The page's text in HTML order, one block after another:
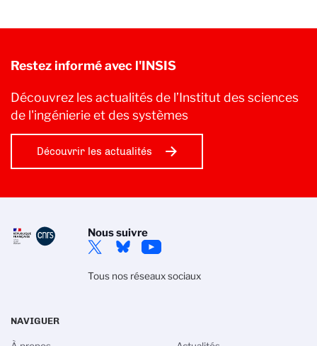
Restez informé avec l'INSIS
Découvrez les actualités de l’Institut des sciences
de l'ingénierie et des systèmes
Découvrir les actualités
Nous suivre
Tous nos réseaux sociaux
NAVIGUER